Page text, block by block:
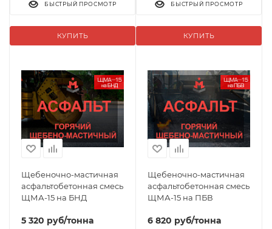
КУПИТЬ
БЫСТРЫЙ ПРОСМОТР
КУПИТЬ
БЫСТРЫЙ ПРОСМОТР
Щебеночно-мастичная
асфальтобетонная смесь
ЩМА-15 на БНД
5 320 руб/тонна
Щебеночно-мастичная
асфальтобетонная смесь
ЩМА-15 на ПБВ
6 820 руб/тонна